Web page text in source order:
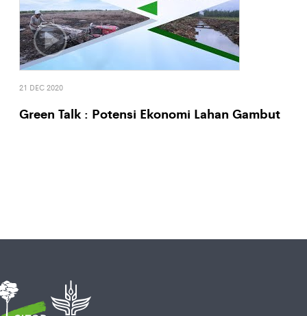
21 DEC 2020
Green Talk : Potensi Ekonomi Lahan Gambut